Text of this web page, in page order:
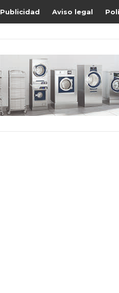
Publicidad Aviso legal